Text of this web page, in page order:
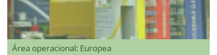
Área operacional: Europea